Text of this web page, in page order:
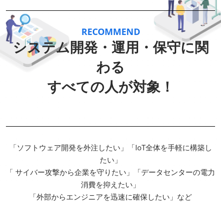
RECOMMEND
システム開発・運用・保守に関
わる
すべての人が対象！
「ソフトウェア開発を外注したい」「IoT全体を手軽に構築し
たい」
「 サイバー攻撃から企業を守りたい」「データセンターの電力
消費を抑えたい」
「外部からエンジニアを迅速に確保したい」など